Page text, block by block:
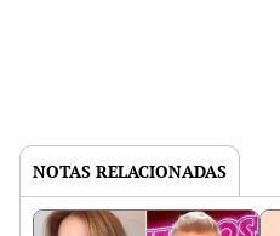
NOTAS RELACIONADAS